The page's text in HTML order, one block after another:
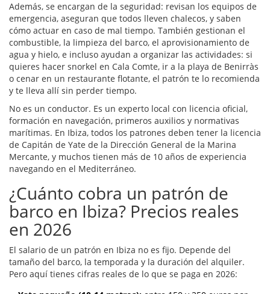
Además, se encargan de la seguridad: revisan los equipos de
emergencia, aseguran que todos lleven chalecos, y saben
cómo actuar en caso de mal tiempo. También gestionan el
combustible, la limpieza del barco, el aprovisionamiento de
agua y hielo, e incluso ayudan a organizar las actividades: si
quieres hacer snorkel en Cala Comte, ir a la playa de Benirràs
o cenar en un restaurante flotante, el patrón te lo recomienda
y te lleva allí sin perder tiempo.
No es un conductor. Es un experto local con licencia oficial,
formación en navegación, primeros auxilios y normativas
marítimas. En Ibiza, todos los patrones deben tener la licencia
de Capitán de Yate de la Dirección General de la Marina
Mercante, y muchos tienen más de 10 años de experiencia
navegando en el Mediterráneo.
¿Cuánto cobra un patrón de
barco en Ibiza? Precios reales
en 2026
El salario de un patrón en Ibiza no es fijo. Depende del
tamaño del barco, la temporada y la duración del alquiler.
Pero aquí tienes cifras reales de lo que se paga en 2026: